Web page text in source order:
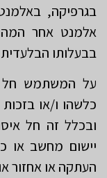
בגרפיקה,
אלמנט אחר
בבעלותו
על המשתמש חל
כלשהו ו/או בזכות
ובכלל זה חל
יישום מחשב או
העתקה או אחזור